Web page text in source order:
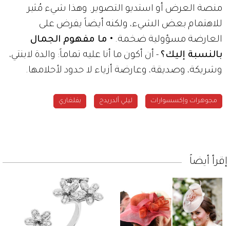
منصة العرض أو استديو التصوير. وهذا شيء مُثير
للاهتمام بعض الشيء، ولكنه أيضاً يفرض على
العارضة مسؤولية ضخمة. • ما مفهوم الجمال
بالنسبة إليك؟ - أن أكون ما أنا عليه تماماً: والدة لابنتي،
وشريكة، وصديقة، وعارضة أزياء لا حدود لأحلامها.
مجوهرات وإكسسوارات ليلي ألدريدج بفلغاري
إقرأ أيضاً